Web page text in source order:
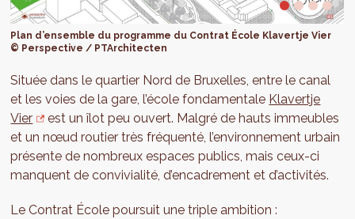
Plan d’ensemble du programme du Contrat École Klavertje Vier
© Perspective / PTArchitecten
Située dans le quartier Nord de Bruxelles, entre le canal
et les voies de la gare, l’école fondamentale Klavertje
Vier
est un îlot peu ouvert. Malgré de hauts immeubles
et un nœud routier très fréquenté, l’environnement urbain
présente de nombreux espaces publics, mais ceux-ci
manquent de convivialité, d’encadrement et d’activités.
Le Contrat École poursuit une triple ambition :